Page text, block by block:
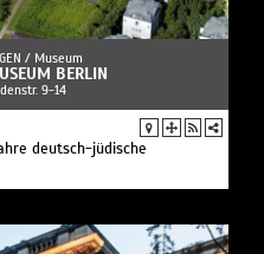
/ Museum
BERLIN
9-14
deutsch-jüdische